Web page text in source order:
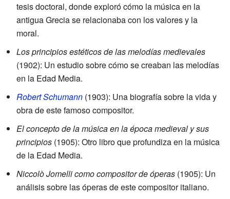
tesis doctoral, donde exploró cómo la música en la
antigua Grecia se relacionaba con los valores y la
moral.
Los principios estéticos de las melodías medievales
(1902): Un estudio sobre cómo se creaban las melodías
en la Edad Media.
Robert Schumann (1903): Una biografía sobre la vida y
obra de este famoso compositor.
El concepto de la música en la época medieval y sus
principios (1905): Otro libro que profundiza en la música
de la Edad Media.
Niccolò Jomelli como compositor de óperas (1905): Un
análisis sobre las óperas de este compositor italiano.